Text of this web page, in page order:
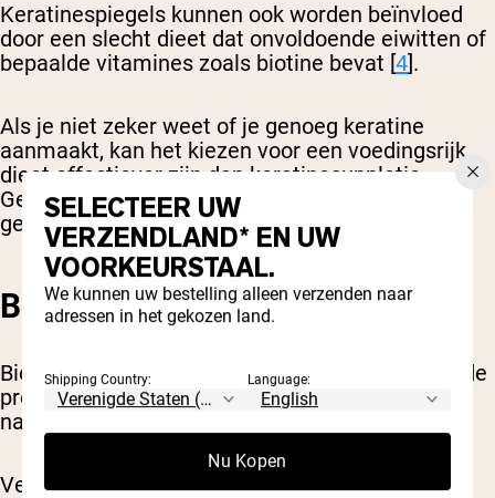
Keratinespiegels kunnen ook worden beïnvloed
door een slecht dieet dat onvoldoende eiwitten of
bepaalde vitamines zoals biotine bevat [4].
Als je niet zeker weet of je genoeg keratine
aanmaakt, kan het kiezen voor een voedingsrijk
dieet effectiever zijn dan keratinesuppletie.
Gezonde nagels groeien sneller dan broze,
gebarsten of zieke nagels.
BIOTINE
Biotine is een B-vitamine die essentieel is voor de
productie van eiwitten die nodig zijn voor
nagelgroei.
Verschillende kleinere studies ondersteunen het
SELECTEER UW
VERZENDLAND* EN UW
VOORKEURSTAAL.
We kunnen uw bestelling alleen verzenden naar
adressen in het gekozen land.
Shipping Country: Language:
Nu Kopen